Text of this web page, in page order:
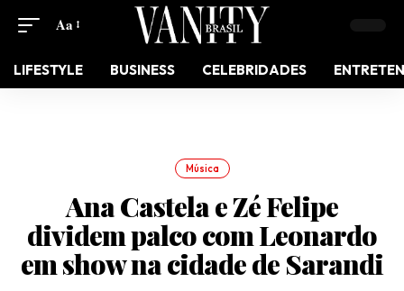
Aa
LIFESTYLE BUSINESS CELEBRIDADES
Música
Ana Castela e Zé Felipe
dividem palco com Leonardo
em show na cidade de Sarandi